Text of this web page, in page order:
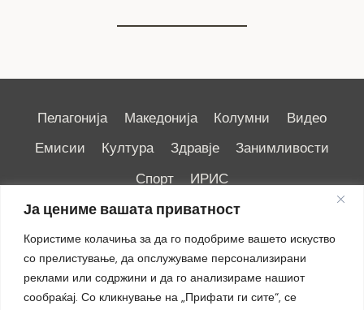
Ја цениме вашата приватност
Користиме колачиња за да го подобриме вашето искуство
со прелистување, да опслужуваме персонализирани
реклами или содржини и да го анализираме нашиот
сообраќај. Со кликнување на „Прифати ги сите“, се
Пелагонија Македонија Колумни
Видео
Емисии
Култура Здравје
Занимливости
Спорт
ИРИС
Импресум|Маркетинг